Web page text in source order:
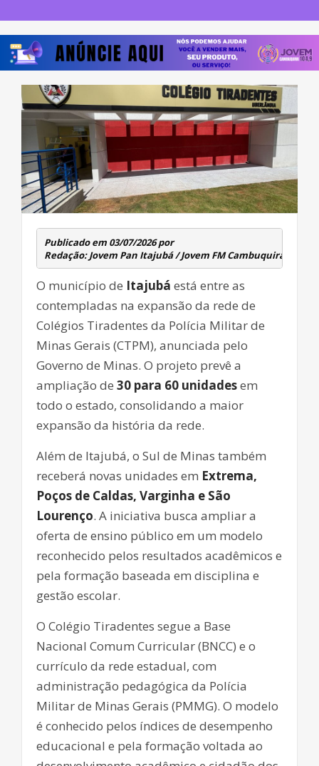
Publicado em 03/07/2026 por
Redação: Jovem Pan Itajubá / Jovem FM Cambuquira
O município de Itajubá está entre as
contempladas na expansão da rede de
Colégios Tiradentes da Polícia Militar de
Minas Gerais (CTPM), anunciada pelo
Governo de Minas. O projeto prevê a
ampliação de 30 para 60 unidadesem
todo o estado, consolidando a maior
expansão da história da rede.
Além de Itajubá, o Sul de Minas também
receberá novas unidades em Extrema,
Poços de Caldas, Varginha e São
Lourenço. A iniciativa busca ampliar a
oferta de ensino público em um modelo
reconhecido pelos resultados acadêmicos e
pela formação baseada em disciplina e
gestão escolar.
O Colégio Tiradentes segue a Base
Nacional Comum Curricular (BNCC) e o
currículo da rede estadual, com
administração pedagógica da Polícia
Militar de Minas Gerais (PMMG). O modelo
é conhecido pelos índices de desempenho
educacional e pela formação voltada ao